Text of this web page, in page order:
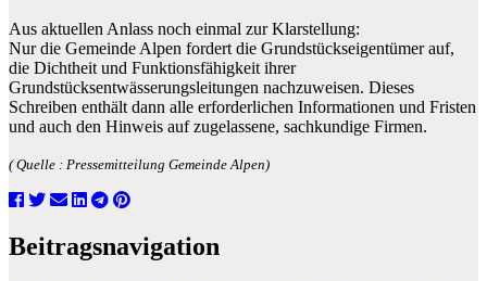
Aus aktuellen Anlass noch einmal zur Klarstellung:
Nur die Gemeinde Alpen fordert die Grundstückseigentümer auf,
die Dichtheit und Funktionsfähigkeit ihrer
Grundstücksentwässerungsleitungen nachzuweisen. Dieses
Schreiben enthält dann alle erforderlichen Informationen und Fristen
und auch den Hinweis auf zugelassene, sachkundige Firmen.
( Quelle : Pressemitteilung Gemeinde Alpen)
Beitragsnavigation